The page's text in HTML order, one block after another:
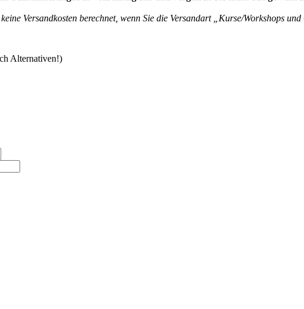
Versandkosten berechnet, wenn Sie die Versandart „Kurse/Workshops
Alternativen!)